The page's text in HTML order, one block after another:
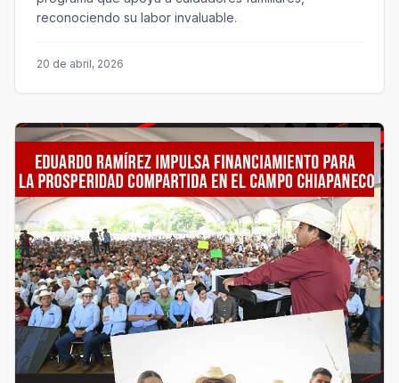
reconociendo su labor invaluable.
20 de abril, 2026